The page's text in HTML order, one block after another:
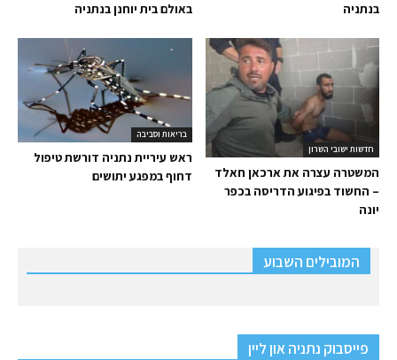
באולם בית יוחנן בנתניה
בנתניה
בריאות וסביבה
ראש עיריית נתניה דורשת טיפול
דחוף במפגע יתושים
חדשות ישובי השרון
המשטרה עצרה את ארכאן חאלד
– החשוד בפיגוע הדריסה בכפר
יונה
המובילים השבוע
פייסבוק נתניה און ליין